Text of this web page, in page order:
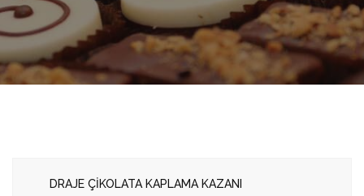
DRAJE ÇİKOLATA KAPLAMA KAZANI